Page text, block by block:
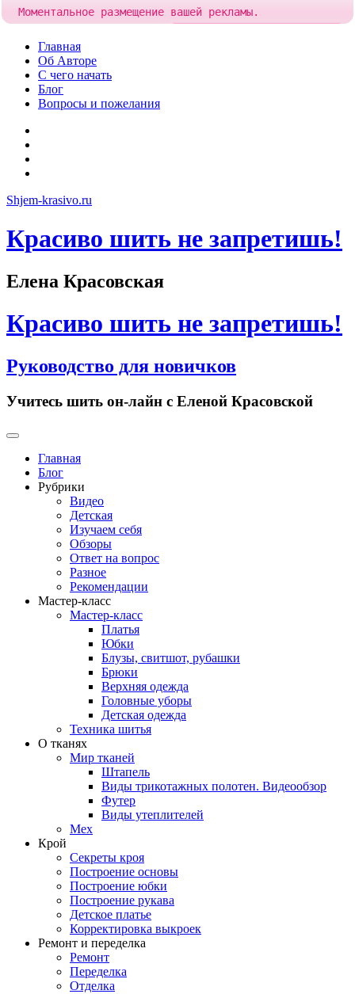
Skip
content
Главная
Об Авторе
С чего начать
Блог
Вопросы и пожелания
Shjem-krasivo.ru
Красиво шить не запретишь!
Елена Красовская
Красиво шить не запретишь!
Руководство для новичков
Учитесь шить он-лайн с Еленой Красовской
Primary
Главная
Блог
Рубрики
Видео
Детская
Изучаем себя
Обзоры
Ответ на вопрос
Разное
Рекомендации
Мастер-класс
Мастер-класс
Платья
Юбки
Блузы, свитшот, рубашки
Брюки
Верхняя одежда
Головные уборы
Детская одежда
Техника шитья
О тканях
Мир тканей
Штапель
Виды трикотажных полотен. Видеообзор
Футер
Виды утеплителей
Мех
Крой
Секреты кроя
Построение основы
Построение юбки
Построение рукава
Детское платье
Корректировка выкроек
Ремонт и переделка
Ремонт
Переделка
Отделка
Моментальное размещение вашей рекламы.